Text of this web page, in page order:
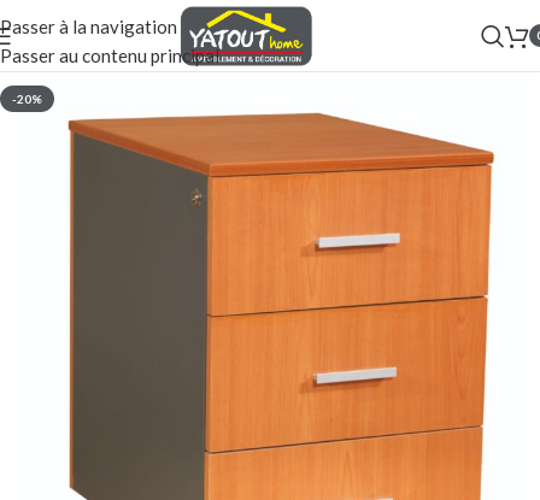
Passer à la navigation
Passer au contenu principal
-20%